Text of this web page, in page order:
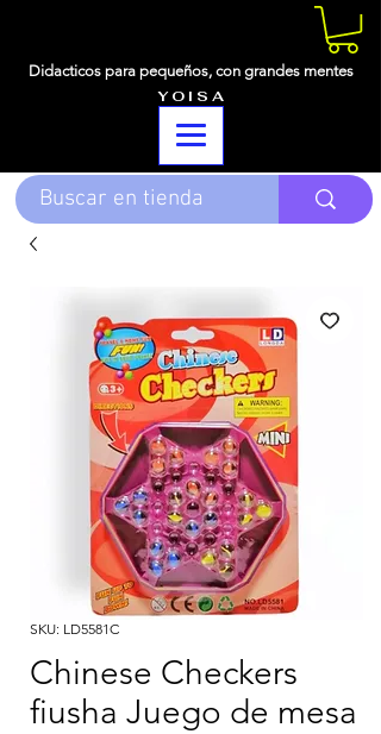
Didacticos para pequeños, con grandes mentes
Y O I S A
SKU: LD5581C
Chinese Checkers
fiusha Juego de mesa